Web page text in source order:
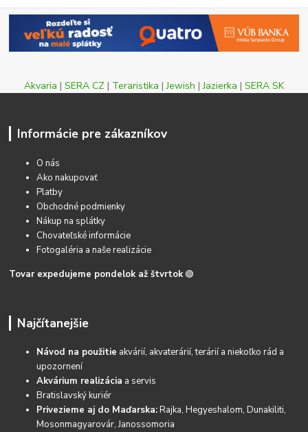
Akvaria | SERA CZ | Teraristika |Jewish |Jazierka | SERA SK
Informácie pre zákazníkov
O nás
Ako nakupovať
Platby
Obchodné podmienky
Nákup na splátky
Chovateľské informácie
Fotogaléria a naše realizácie
Tovar expedujeme pondelok až štvrtok 🟢
Najčítanejšie
Návod na použitie akvárií, akvaterárií, terárií a niekoľko rád a
upozornení
Akvárium realizácia a servis
Bratislavský kuriér
Privezieme aj do Maďarska:Rajka, Hegyeshalom, Dunakiliti,
Mosonmagyarovár, Janossomoria